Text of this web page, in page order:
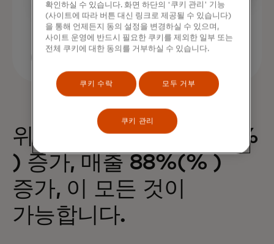
위젯 하나로 구매 68%(%
) 증가, 매출 88%(% )
증가, 이 모든 것이
가능합니다.
확인하실 수 있습니다. 화면 하단의 '쿠키 관리' 기능
(사이트에 따라 버튼 대신 링크로 제공될 수 있습니다)
을 통해 언제든지 동의 설정을 변경하실 수 있으며,
사이트 운영에 반드시 필요한 쿠키를 제외한 일부 또는
전체 쿠키에 대한 동의를 거부하실 수 있습니다.
쿠키 수락 모두 거부
쿠키 관리